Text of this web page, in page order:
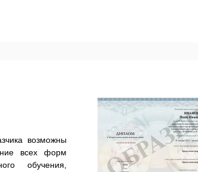
возможны
всех форм
обучения,